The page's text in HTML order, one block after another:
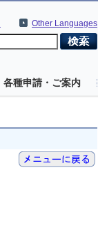
Other Languages
各種申請・ご案内